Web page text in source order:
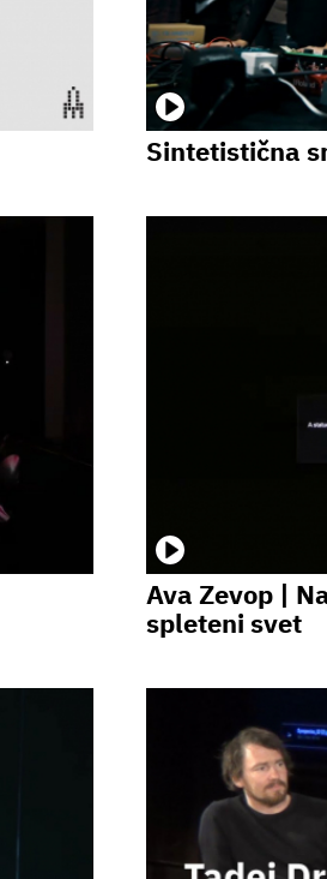
Sintetistična
Ava Zevop |
spleteni svet